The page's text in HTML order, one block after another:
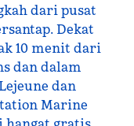
dari pusat
Dekat
10 menit dari
dan dalam
dan
Marine